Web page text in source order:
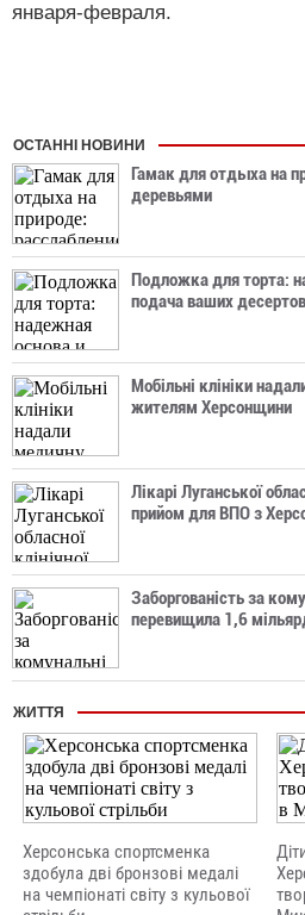
января-февраля.
ОСТАННІ НОВИНИ
Гамак для отдыха на
деревьями
Подложка для торта:
подача ваших десертов
Мобільні клініки
жителям Херсонщини
Лікарі Луганської
прийом для ВПО з
Заборгованість за
перевищила 1,6
ЖИТТЯ
Херсонська спортсменка
здобула дві бронзові медалі
на чемпіонаті світу з кульової